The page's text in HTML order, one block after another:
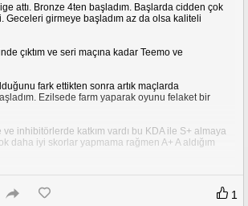
zorunda kaldım.
gri kasalı hesap makineli olan. Arka kasası az
iç kısmı paslanmıştı.
attı. Bronze 4ten başladım. Başlarda cidden çok
Geceleri girmeye başladım az da olsa kaliteli
çıktım ve seri maçına kadar Teemo ve
fark ettikten sonra artık maçlarda
Ezilsede farm yaparak oyunu felaket bir
inhibitörlerde katkım vardı bu KDA ile S+ almaya
daha iyi skorlar yapmama rağmen A+ A aldığım
aldım, 3. maçta felaket bir top lane geldi ve hiç bir 1